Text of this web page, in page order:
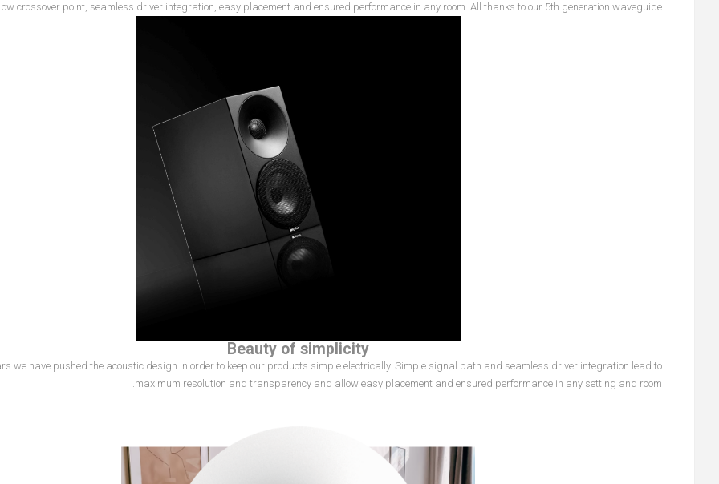
crossover point, seamless driver integration, easy placement and ensured performance in any room. All thanks to our 5th generation waveguide.
Beauty of simplicity
we have pushed the acoustic design in order to keep our products simple electrically. Simple signal path and seamless driver integration lead to
maximum resolution and transparency and allow easy placement and ensured performance in any setting and room.